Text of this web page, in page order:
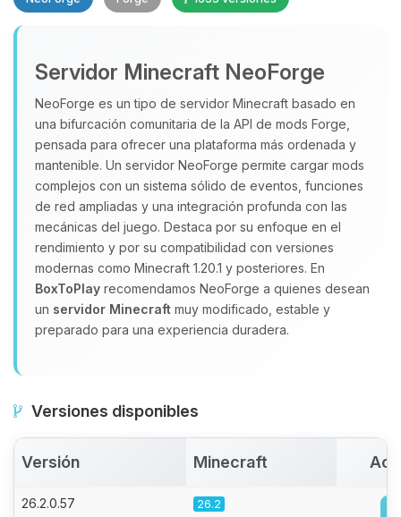
Servidor Minecraft NeoForge
NeoForge es un tipo de servidor Minecraft basado en
una bifurcación comunitaria de la API de mods Forge,
pensada para ofrecer una plataforma más ordenada y
mantenible. Un servidor NeoForge permite cargar mods
complejos con un sistema sólido de eventos, funciones
de red ampliadas y una integración profunda con las
mecánicas del juego. Destaca por su enfoque en el
rendimiento y por su compatibilidad con versiones
modernas como Minecraft 1.20.1 y posteriores. En
BoxToPlay recomendamos NeoForge a quienes desean
un servidor Minecraft muy modificado, estable y
preparado para una experiencia duradera.
Versiones disponibles
Versión Minecraft
26.2.0.57 26.2
Yupi, por fin alguien con quien
hablar! Soy Choupy, tu pequeno
asistente de BoxToPlay. Cuentame
que necesitas y moveré mis
pequenos circuitos para ayudarte.
10/08/2026 01:20